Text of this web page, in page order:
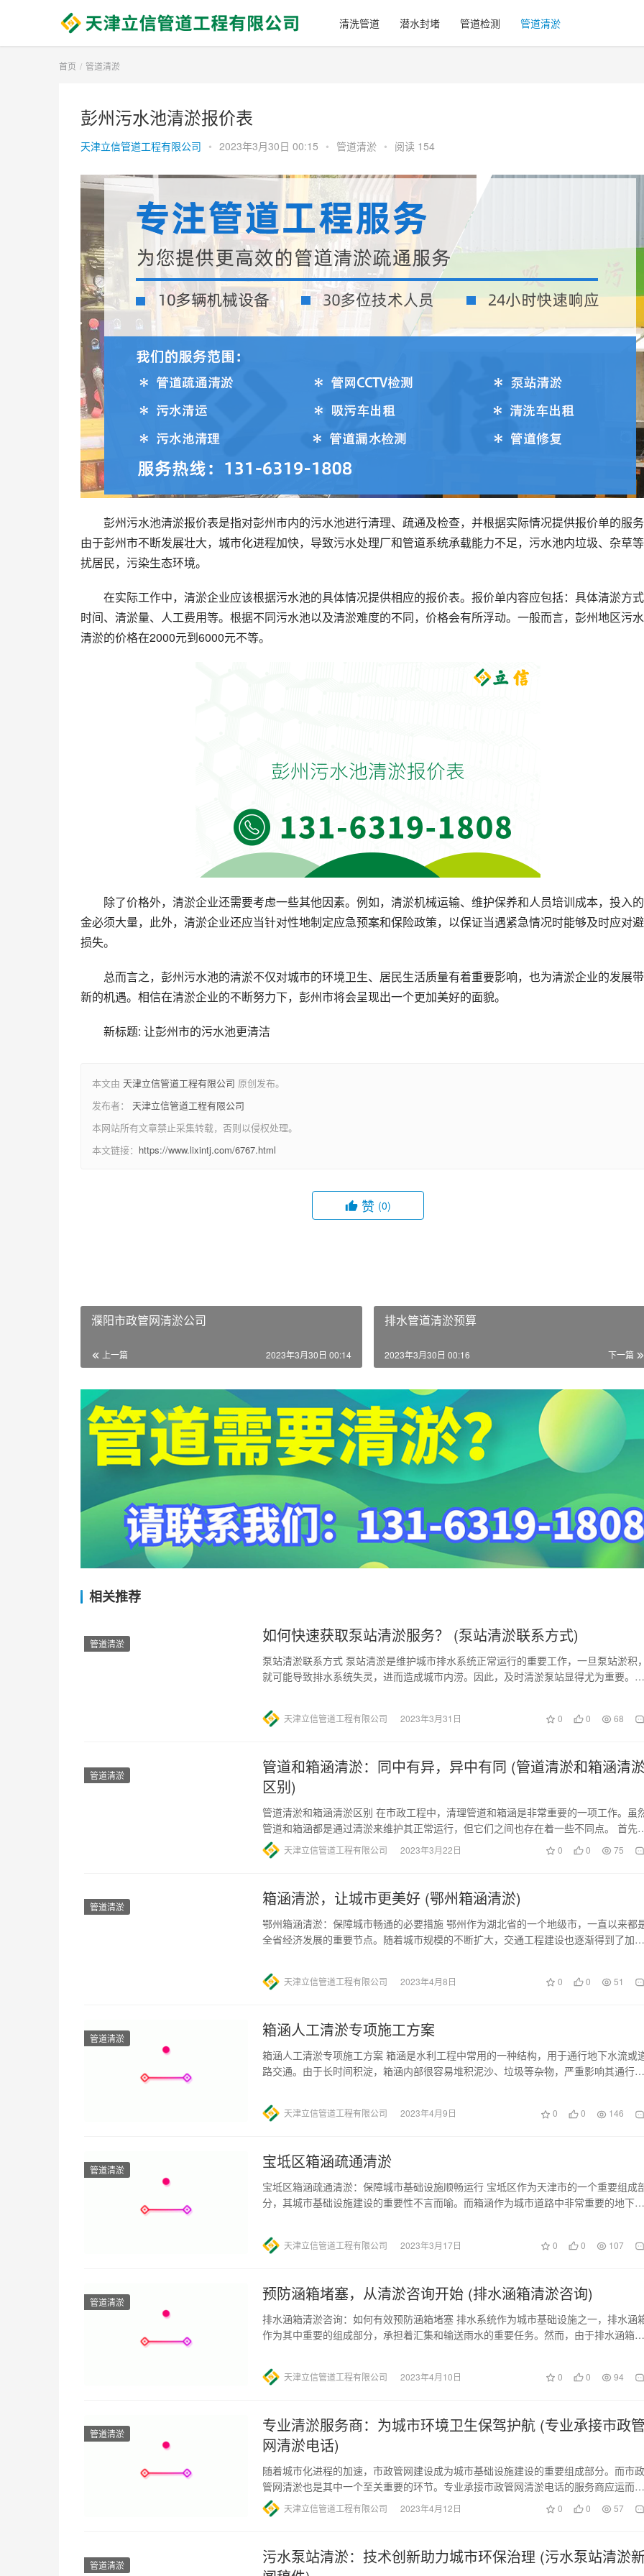
清洗管道 潜水封堵 管道检测 管道清淤
首页 管道清淤
彭州污水池清淤报价表
天津立信管道工程有限公司 • 2023年3月30日 00:15 • 管道清淤 • 阅读 154
彭州污水池清淤报价表是指对彭州市内的污水池进行清理、疏通及检查，并根据实际情况提供报价单的服务
由于彭州市不断发展壮大，城市化进程加快，导致污水处理厂和管道系统承载能力不足，污水池内垃圾、杂草
扰居民，污染生态环境。
在实际工作中，清淤企业应该根据污水池的具体情况提供相应的报价表。报价单内容应包括：具体清淤方式
时间、清淤量、人工费用等。根据不同污水池以及清淤难度的不同，价格会有所浮动。一般而言，彭州地区污
清淤的价格在2000元到6000元不等。
除了价格外，清淤企业还需要考虑一些其他因素。例如，清淤机械运输、维护保养和人员培训成本，投入
金必须大量，此外，清淤企业还应当针对性地制定应急预案和保险政策，以保证当遇紧急情况时能够及时应对
损失。
总而言之，彭州污水池的清淤不仅对城市的环境卫生、居民生活质量有着重要影响，也为清淤企业的发展
新的机遇。相信在清淤企业的不断努力下，彭州市将会呈现出一个更加美好的面貌。
新标题: 让彭州市的污水池更清洁
本文由 天津立信管道工程有限公司 原创发布。
发布者： 天津立信管道工程有限公司
本网站所有文章禁止采集转载，否则以侵权处理。
本文链接： https://www.lixintj.com/6767.html
赞 (0)
濮阳市政管网清淤公司
上一篇 2023年3月30日 00:14
排水管道清淤预算
下一篇
2023年3月30日 00:16
相关推荐
管道清淤 如何快速获取泵站清淤服务？ (泵站清淤联系方式)
泵站清淤联系方式 泵站清淤是维护城市排水系统正常运行的重要工作，一旦泵站淤积，
就可能导致排水系统失灵，进而造成城市内涝。因此，及时清淤泵站显得尤为重要。那
天津立信管道工程有限公司 2023年3月31日 0 0 68
管道清淤
管道和箱涵清淤：同中有异，异中有同 (管道清淤和箱涵清淤
区别)
管道清淤和箱涵清淤区别 在市政工程中，清理管道和箱涵是非常重要的一项工作。虽
管道和箱涵都是通过清淤来维护其正常运行，但它们之间也存在着一些不同点。 首先
管道清淤的方式与箱涵清淤…
天津立信管道工程有限公司 2023年3月22日 0 0 75
管道清淤 箱涵清淤，让城市更美好 (鄂州箱涵清淤)
鄂州箱涵清淤：保障城市畅通的必要措施 鄂州作为湖北省的一个地级市，一直以来都
全省经济发展的重要节点。随着城市规模的不断扩大，交通工程建设也逐渐得到了加
天津立信管道工程有限公司 2023年4月8日 0 0 51
管道清淤 箱涵人工清淤专项施工方案
箱涵人工清淤专项施工方案 箱涵是水利工程中常用的一种结构，用于通行地下水流或
路交通。由于长时间积淀，箱涵内部很容易堆积泥沙、垃圾等杂物，严重影响其通行能
天津立信管道工程有限公司 2023年4月9日 0 0 146
管道清淤 宝坻区箱涵疏通清淤
宝坻区箱涵疏通清淤：保障城市基础设施顺畅运行 宝坻区作为天津市的一个重要组成
分，其城市基础设施建设的重要性不言而喻。而箱涵作为城市道路中非常重要的地下排
天津立信管道工程有限公司 2023年3月17日 0 0 107
管道清淤 预防涵箱堵塞，从清淤咨询开始 (排水涵箱清淤咨询)
排水涵箱清淤咨询：如何有效预防涵箱堵塞 排水系统作为城市基础设施之一，排水涵
作为其中重要的组成部分，承担着汇集和输送雨水的重要任务。然而，由于排水涵箱的
天津立信管道工程有限公司 2023年4月10日 0 0 94
管道清淤
专业清淤服务商：为城市环境卫生保驾护航 (专业承接市政管
网清淤电话)
随着城市化进程的加速，市政管网建设成为城市基础设施建设的重要组成部分。而市政
管网清淤也是其中一个至关重要的环节。专业承接市政管网清淤电话的服务商应运而
生。 市政管网清淤的重要性不言…
天津立信管道工程有限公司 2023年4月12日 0 0 57
管道清淤
污水泵站清淤：技术创新助力城市环保治理 (污水泵站清淤